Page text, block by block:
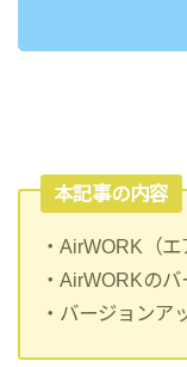
本記事の内容
・AirWORK（
・AirWORKの
・バージョンア